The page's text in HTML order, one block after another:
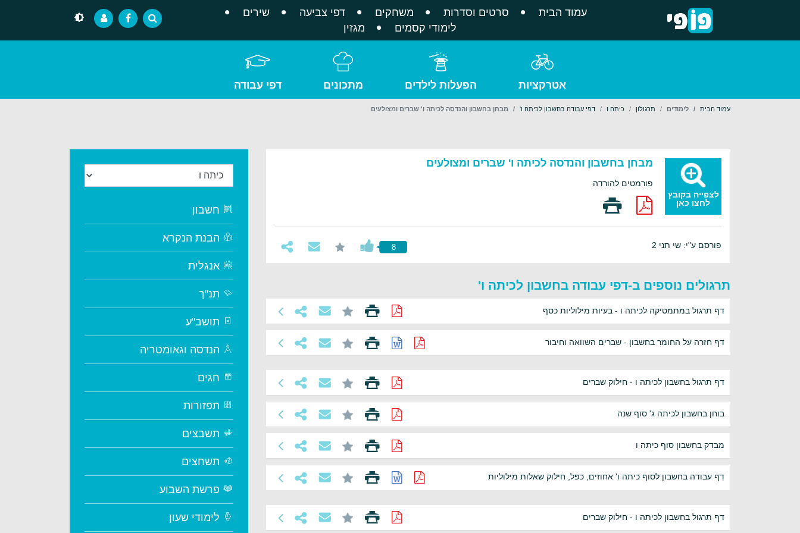
עמוד הבית סרטים וסדרות משחקים דפי צביעה
שירים
לימודי קסמים
מגזין
אטרקציות הפעלות לילדים מתכונים דפי עבודה
עמוד הבית לימודים תרגולון כיתה ו דפי עבודה בחשבון לכיתה ו' מבחן בחשבון והנדסה לכיתה ו' שברים ומצולעים
לצפייה בקובץ
לחצו כאן
מבחן בחשבון והנדסה לכיתה ו' שברים ומצולעים
פורמטים להורדה
פורסם ע"י: שי תני 2 8
תרגולים נוספים ב-דפי עבודה בחשבון לכיתה ו'
דף תרגול במתמטיקה לכיתה ו - בעיות מילוליות כסף
דף חזרה על החומר בחשבון - שברים השוואה וחיבור
דף תרגול בחשבון לכיתה ו - חילוק שברים
בוחן בחשבון לכיתה ג' סוף שנה
מבדק בחשבון סוף כיתה ו
דף עבודה בחשבון לסוף כיתה ו' אחוזים, כפל, חילוק שאלות מילוליות
דף תרגול בחשבון לכיתה ו - חילוק שברים
חשבון
הבנת הנקרא
אנגלית
תנ"ך
תושב"ע
הנדסה וגאומטריה
חגים
תפזורות
תשבצים
תשחצים
פרשת השבוע
לימודי שעון